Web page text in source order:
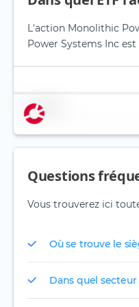
L'action Monolithic
Power Systems Inc
Nom
Questions
Vous trouverez ici
Où se trouve le
Dans quel